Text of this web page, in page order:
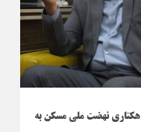
عملیات اجرایی سایت 188 هکتاری نهضت ملی مسکن به